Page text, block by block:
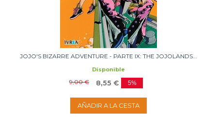
JOJO'S BIZARRE ADVENTURE - PARTE IX: THE JOJOLANDS...
Disponible
9,00 € 8,55 € 5%
AÑADIR A LA CESTA